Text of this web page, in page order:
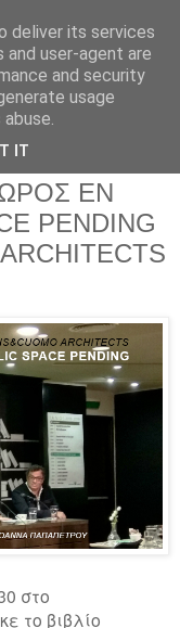
ΕΝ
PENDING
στο
το βιβλίο
deliver its services
and user-agent are
and security
usage
IT